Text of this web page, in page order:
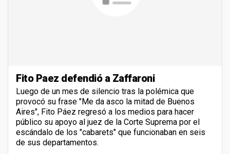
Fito Paez defendió a Zaffaroni
Luego de un mes de silencio tras la polémica que
provocó su frase "Me da asco la mitad de Buenos
Aires", Fito Páez regresó a los medios para hacer
público su apoyo al juez de la Corte Suprema por el
escándalo de los "cabarets" que funcionaban en seis
de sus departamentos.